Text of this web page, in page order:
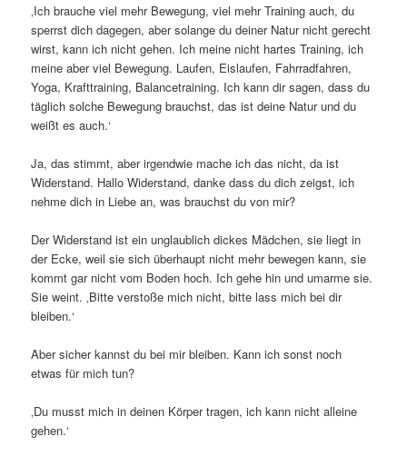
‚Ich brauche viel mehr Bewegung, viel mehr Training auch, du
sperrst dich dagegen, aber solange du deiner Natur nicht gerecht
wirst, kann ich nicht gehen. Ich meine nicht hartes Training, ich
meine aber viel Bewegung. Laufen, Eislaufen, Fahrradfahren,
Yoga, Krafttraining, Balancetraining. Ich kann dir sagen, dass du
täglich solche Bewegung brauchst, das ist deine Natur und du
weißt es auch.‘
Ja, das stimmt, aber irgendwie mache ich das nicht, da ist
Widerstand. Hallo Widerstand, danke dass du dich zeigst, ich
nehme dich in Liebe an, was brauchst du von mir?
Der Widerstand ist ein unglaublich dickes Mädchen, sie liegt in
der Ecke, weil sie sich überhaupt nicht mehr bewegen kann, sie
kommt gar nicht vom Boden hoch. Ich gehe hin und umarme sie.
Sie weint. ‚Bitte verstoße mich nicht, bitte lass mich bei dir
bleiben.‘
Aber sicher kannst du bei mir bleiben. Kann ich sonst noch
etwas für mich tun?
‚Du musst mich in deinen Körper tragen, ich kann nicht alleine
gehen.‘